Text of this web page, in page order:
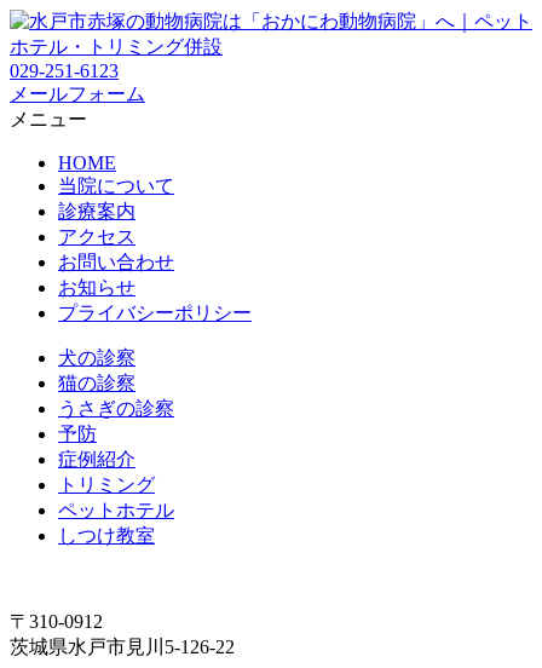
029-251-6123
メールフォーム
メニュー
HOME
当院について
診療案内
アクセス
お問い合わせ
お知らせ
プライバシーポリシー
犬の診察
猫の診察
うさぎの診察
予防
症例紹介
トリミング
ペットホテル
しつけ教室
〒310-0912
茨城県水戸市見川5-126-22